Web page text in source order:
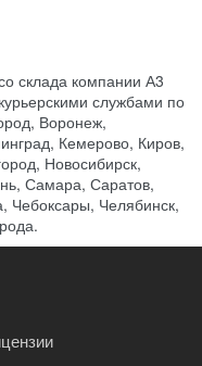
склада компании А3
службами по
Воронеж,
Кемерово, Киров,
Новосибирск,
Самара, Саратов,
Чебоксары, Челябинск,